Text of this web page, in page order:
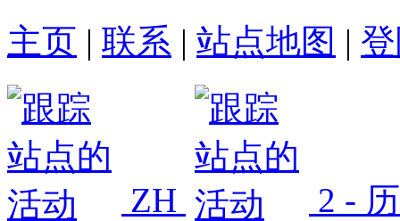
主页 | 联系 | 站点地图 |
ZH 2 -